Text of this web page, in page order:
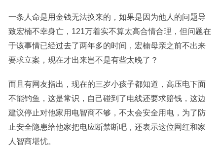
一条人命是用金钱无法换来的，如果是因为他人的问题导
致宏楠不幸身亡，121万着实不算太高合情合理，但问题在
于该事情已经过去了两年多的时间，宏楠母亲之前不出来
要求立案，现在才出来岂不是有些太晚了？
而且有网友指出，现在的三岁小孩子都知道，高压电下面
不能钓鱼，这是常识，自己碰到了电线还要求赔钱，这边
建议停止对他家用电智商不够，不太会安全用电，为了防
止安全隐患给他家把电应断禁断吧，还表示这位网红和家
人智商堪忧。